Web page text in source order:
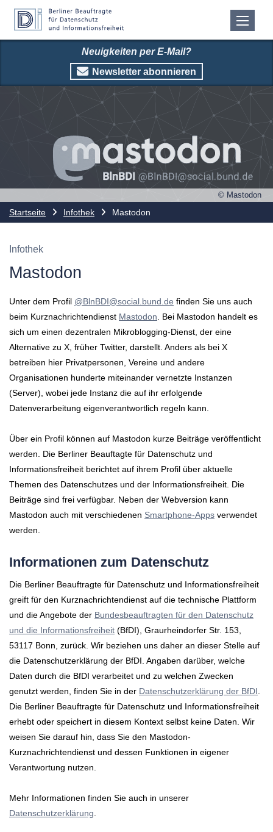
Neuigkeiten per E-Mail?
Newsletter abonnieren
© Mastodon
Startseite Infothek Mastodon
Infothek
Mastodon
Unter dem Profil @BlnBDI@social.bund.de finden Sie uns auch
beim Kurznachrichtendienst Mastodon. Bei Mastodon handelt es
sich um einen dezentralen Mikroblogging-Dienst, der eine
Alternative zu X, früher Twitter, darstellt. Anders als bei X
betreiben hier Privatpersonen, Vereine und andere
Organisationen hunderte miteinander vernetzte Instanzen
(Server), wobei jede Instanz die auf ihr erfolgende
Datenverarbeitung eigenverantwortlich regeln kann.
Über ein Profil können auf Mastodon kurze Beiträge veröffentlicht
werden. Die Berliner Beauftagte für Datenschutz und
Informationsfreiheit berichtet auf ihrem Profil über aktuelle
Themen des Datenschutzes und der Informationsfreiheit. Die
Beiträge sind frei verfügbar. Neben der Webversion kann
Mastodon auch mit verschiedenen Smartphone-Apps verwendet
werden.
Informationen zum Datenschutz
Die Berliner Beauftragte für Datenschutz und Informationsfreiheit
greift für den Kurznachrichtendienst auf die technische Plattform
und die Angebote der Bundesbeauftragten für den Datenschutz
und die Informationsfreiheit (BfDI), Graurheindorfer Str. 153,
53117 Bonn, zurück. Wir beziehen uns daher an dieser Stelle auf
die Datenschutzerklärung der BfDI. Angaben darüber, welche
Daten durch die BfDI verarbeitet und zu welchen Zwecken
genutzt werden, finden Sie in der Datenschutzerklärung der BfDI.
Die Berliner Beauftragte für Datenschutz und Informationsfreiheit
erhebt oder speichert in diesem Kontext selbst keine Daten. Wir
weisen Sie darauf hin, dass Sie den Mastodon-
Kurznachrichtendienst und dessen Funktionen in eigener
Verantwortung nutzen.
Mehr Informationen finden Sie auch in unserer
Datenschutzerklärung.